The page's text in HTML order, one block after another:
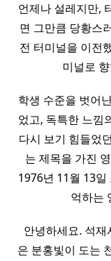
언제나 설레지만,
면 그만큼 당황스
전 터미널을 이전
미널로
학생 수준을 벗어
었고, 독특한 느낌
다시 보기 힘들었
는 제목을 가진
1976년 11월 13일
억하는
안녕하세요. 석
은 분홍빛이 도는